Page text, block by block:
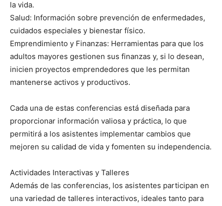
la vida.
Salud: Información sobre prevención de enfermedades,
cuidados especiales y bienestar físico.
Emprendimiento y Finanzas: Herramientas para que los
adultos mayores gestionen sus finanzas y, si lo desean,
inicien proyectos emprendedores que les permitan
mantenerse activos y productivos.
Cada una de estas conferencias está diseñada para
proporcionar información valiosa y práctica, lo que
permitirá a los asistentes implementar cambios que
mejoren su calidad de vida y fomenten su independencia.
Actividades Interactivas y Talleres
Además de las conferencias, los asistentes participan en
una variedad de talleres interactivos, ideales tanto para